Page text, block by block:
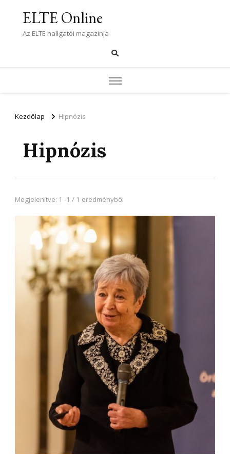
ELTE Online
Az ELTE hallgatói magazinja
Kezdőlap Hipnózis
Hipnózis
Megjelenítve: 1 -1 / 1 eredményből